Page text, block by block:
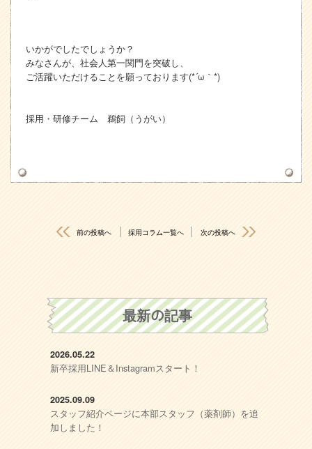
いかがでしたでしょうか？
みなさんが、社会人第一関門を突破し、
ご活躍いただけることを願っております(*´ω｀*)
採用・研修チーム 鵜飼（うがい）
前の投稿へ 採用コラム一覧へ 次の投稿へ
最新の記事
2026.05.22
新卒採用LINE＆Instagramスタート！
2025.09.09
スタッフ紹介ページに本部スタッフ（薬剤師）を追
加しました！